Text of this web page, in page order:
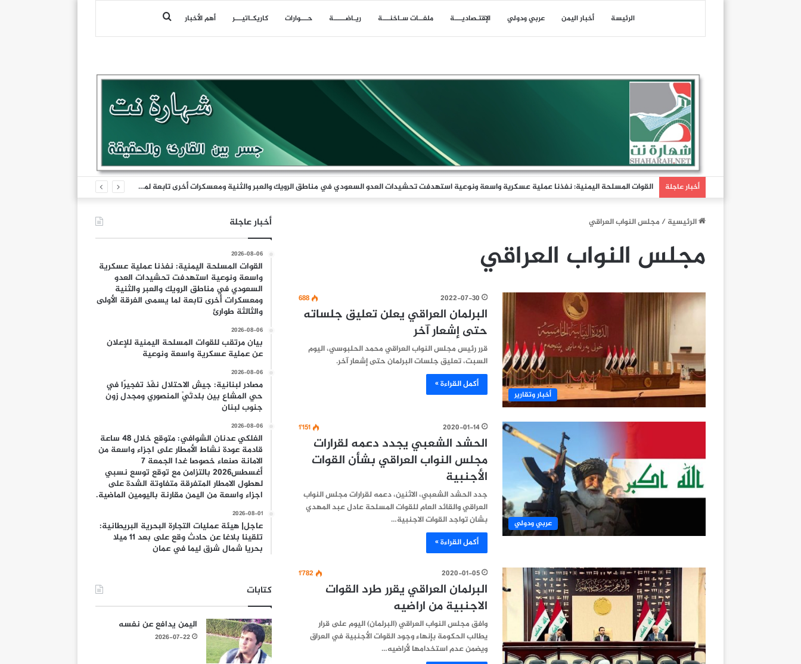
الرئيسة أخبار اليمن عربي ودولي اﻹقتـصاديـــة ملفــات سـاخنـــة ريـاضـــــة حـــوارات كاريكـاتيـــر أهم الأخبار بحث
أخبار عاجلة القوات المسلحة اليمنية: نفذنا عملية عسكرية واسعة ونوعية استهدفت تحشيدات العدو السعودي في مناطق الرويك والعبر والثنية ومعسكرات أخرى تابعة لما يسمى الفرقة الأولى والثالثة طوارئ
الرئيسية/مجلس النواب العراقي
مجلس النواب العراقي
أخبار وتقارير
2022-07-30
688
البرلمان العراقي يعلن تعليق جلساته
حتى إشعار آخر
قرر رئيس مجلس النواب العراقي محمد الحلبوسي، اليوم
السبت، تعليق جلسات البرلمان حتى إشعار آخر.
أكمل القراءة »
عربي ودولي
2020-01-14 1٬151
الحشد الشعبي يجدد دعمه لقرارات
مجلس النواب العراقي بشأن القوات
الأجنبية
جدد الحشد الشعبي، الاثنين، دعمه لقرارات مجلس النواب
العراقي والقائد العام للقوات المسلحة عادل عبد المهدي
بشان تواجد القوات الاجنبية…
أكمل القراءة »
2020-01-05 1٬782
البرلمان العراقي يقرر طرد القوات
الاجنبية من اراضيه
وافق مجلس النواب العراقي (البرلمان) اليوم على قرار
يطالب الحكومة بإنهاء وجود القوات الأجنبية في العراق
ويضمن عدم استخدامها لأراضيه…
أخبار عاجلة
2026-08-06
القوات المسلحة اليمنية: نفذنا عملية عسكرية
واسعة ونوعية استهدفت تحشيدات العدو
السعودي في مناطق الرويك والعبر والثنية
ومعسكرات أخرى تابعة لما يسمى الفرقة الأولى
والثالثة طوارئ
2026-08-06
بيان مرتقب للقوات المسلحة اليمنية للإعلان
عن عملية عسكرية واسعة ونوعية
2026-08-06
مصادر لبنانية: جيش الاحتلال نفّذ تفجيرًا في
حي المشاع بين بلدتَيْ المنصوري ومجدل زون
جنوب لبنان
2026-08-06
الفلكي عدنان الشوافي: متوقع خلال 48 ساعة
قادمة عودة نشاط الأمطار على اجزاء واسعة من
الامانة صنعاء خصوصا غدا الجمعة 7
أغسطس2026 بالتزامن مع توقع توسع نسبي
لهطول الامطار المتفرقة متفاوتة الشدة على
اجزاء واسعة من اليمن مقارنة باليومين الماضية.
2026-08-01
عاجل| هيئة عمليات التجارة البحرية البريطانية:
تلقينا بلاغا عن حادث وقع على بعد 11 ميلا
بحريا شمال شرق ليما في عمان
كتابات
اليمن يدافع عن نفسه
2026-07-22